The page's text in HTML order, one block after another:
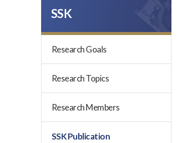
SSK
Research Goals
Research Topics
Research Members
SSK Publication